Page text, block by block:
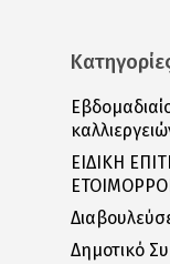
ΕΙΔΙΚΗ
Δημοτικό